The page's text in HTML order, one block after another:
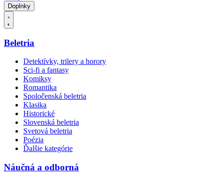
Doplnky
Beletria
Detektívky, trilery a horory
Sci-fi a fantasy
Komiksy
Romantika
Spoločenská beletria
Klasika
Historické
Slovenská beletria
Svetová beletria
Poézia
Ďalšie kategórie
Náučná a odborná